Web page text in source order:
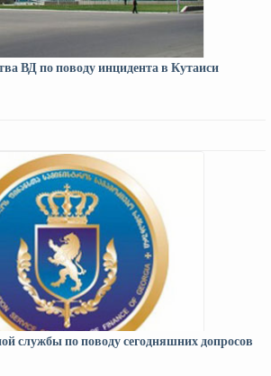
ВД по поводу инцидента в Кутаиси
службы по поводу сегодняшних допросов